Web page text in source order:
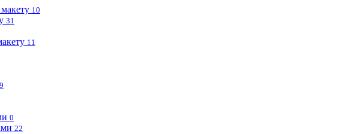
10
31
11
9
0
22